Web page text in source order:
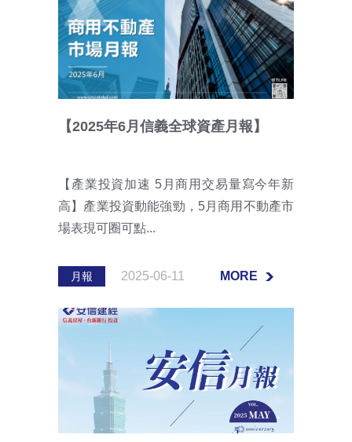
【2025年6月信義全球資產月報】
【產業投資加速 5月商用交易量寫今年新
高】產業投資動能強勁，5月商用不動產市
場表現可圈可點...
月報 2025-06-11 MORE
MORE